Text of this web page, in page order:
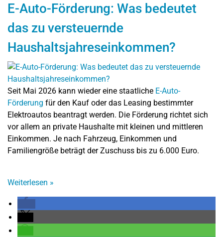
E-Auto-Förderung: Was bedeutet
das zu versteuernde
Haushaltsjahreseinkommen?
Seit Mai 2026 kann wieder eine staatliche E-Auto-
Förderung für den Kauf oder das Leasing bestimmter
Elektroautos beantragt werden. Die Förderung richtet sich
vor allem an private Haushalte mit kleinen und mittleren
Einkommen. Je nach Fahrzeug, Einkommen und
Familiengröße beträgt der Zuschuss bis zu 6.000 Euro.
Weiterlesen »